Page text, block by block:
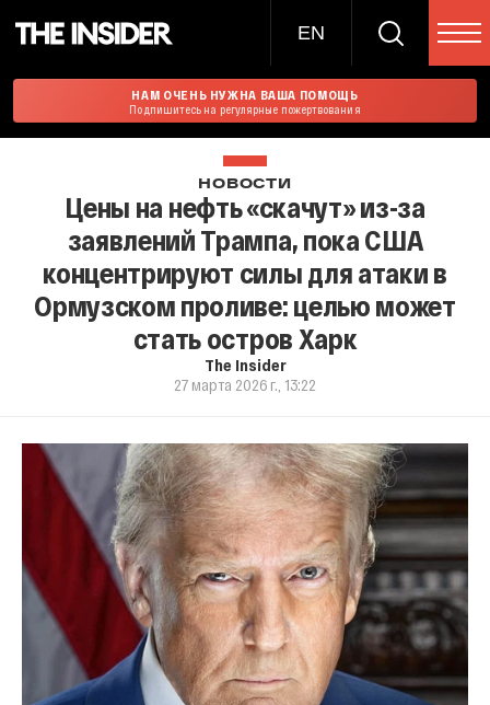
EN
НАМ ОЧЕНЬ НУЖНА ВАША ПОМОЩЬ
Подпишитесь на регулярные пожертвования
НОВОСТИ
Цены на нефть «скачут» из-за
заявлений Трампа, пока США
концентрируют силы для атаки в
Ормузском проливе: целью может
стать остров Харк
The Insider
27 марта 2026 г., 13:22